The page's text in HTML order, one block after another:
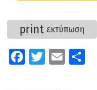
print εκτύπωση
Fa
T
E